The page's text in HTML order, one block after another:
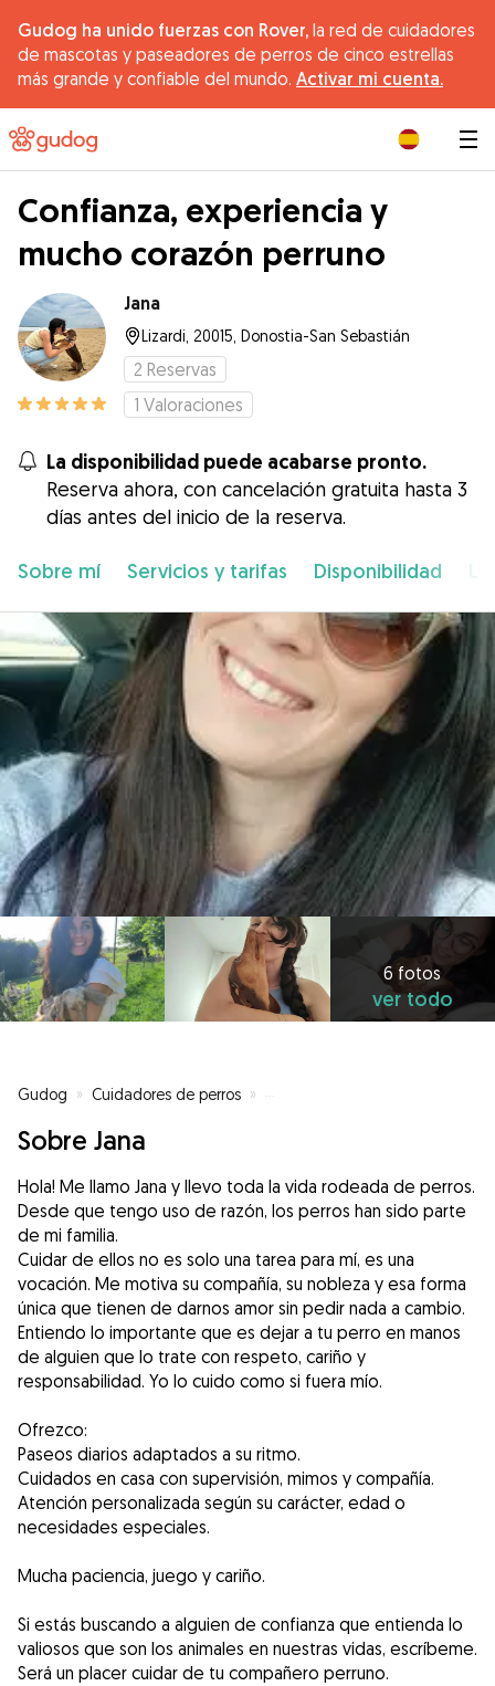
Gudog ha unido fuerzas con Rover, la red de cuidadores
de mascotas y paseadores de perros de cinco estrellas
más grande y confiable del mundo. Activar mi cuenta.
Confianza, experiencia y
mucho corazón perruno
Jana
Lizardi, 20015, Donostia-San Sebastián
2 Reservas
1 Valoraciones
La disponibilidad puede acabarse pronto.
Reserva ahora, con cancelación gratuita hasta 3
días antes del inicio de la reserva.
Sobre mí Servicios y tarifas Disponibilidad
6 fotos
ver todo
Gudog » Cuidadores de perros » Cuidadores de perros en
Sobre Jana
Hola! Me llamo Jana y llevo toda la vida rodeada de perros.
Desde que tengo uso de razón, los perros han sido parte
de mi familia.
Cuidar de ellos no es solo una tarea para mí, es una
vocación. Me motiva su compañía, su nobleza y esa forma
única que tienen de darnos amor sin pedir nada a cambio.
Entiendo lo importante que es dejar a tu perro en manos
de alguien que lo trate con respeto, cariño y
responsabilidad. Yo lo cuido como si fuera mío.
Ofrezco:
Paseos diarios adaptados a su ritmo.
Cuidados en casa con supervisión, mimos y compañía.
Atención personalizada según su carácter, edad o
necesidades especiales.
Mucha paciencia, juego y cariño.
Si estás buscando a alguien de confianza que entienda lo
valiosos que son los animales en nuestras vidas, escríbeme.
Será un placer cuidar de tu compañero perruno.